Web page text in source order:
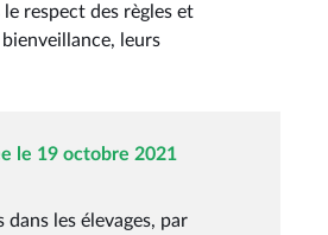
respect des règles et
leurs
le 19 octobre 2021
dans les élevages, par